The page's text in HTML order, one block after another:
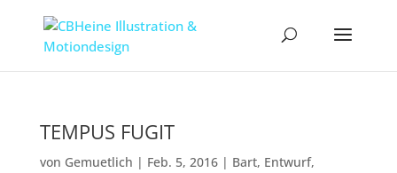
TEMPUS FUGIT
von Gemuetlich | Feb. 5, 2016| Bart, Entwurf,